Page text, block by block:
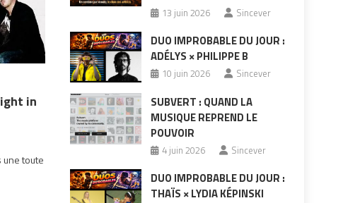
in
toute
13 juin 2026 Sincever
DUO IMPROBABLE DU JOUR :
ADÉLYS × PHILIPPE B
10 juin 2026 Sincever
SUBVERT : QUAND LA
MUSIQUE REPREND LE
POUVOIR
4 juin 2026 Sincever
DUO IMPROBABLE DU JOUR :
THAÏS × LYDIA KÉPINSKI